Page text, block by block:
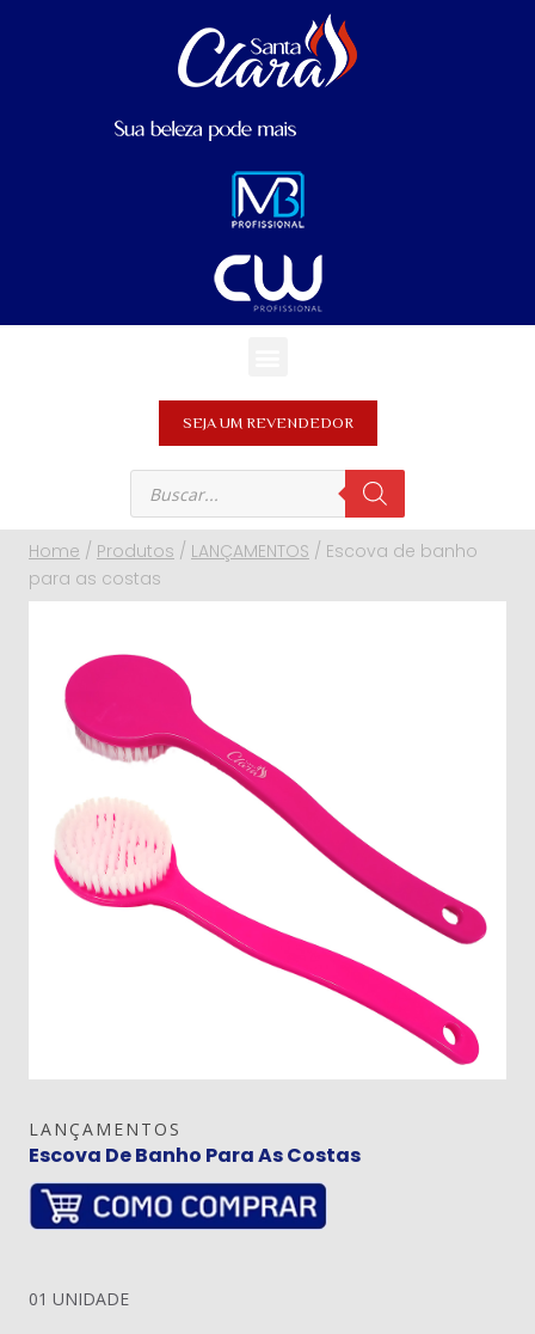
SEJA UM REVENDEDOR
Home / Produtos / LANÇAMENTOS / Escova de banho
para as costas
LANÇAMENTOS
Escova De Banho Para As Costas
01 UNIDADE